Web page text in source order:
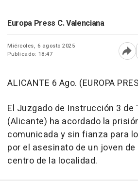
Europa Press C. Valenciana
Miércoles, 6 agosto 2025
Publicado: 18:47
ALICANTE 6 Ago. (EUROPA
El Juzgado de Instrucción 3 de
(Alicante) ha acordado la
comunicada y sin fianza para
por el asesinato de un joven de
centro de la localidad.